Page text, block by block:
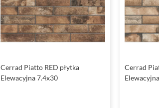
Cerrad Piatto RED płytka
Elewacyjna 7.4x30
Cerrad